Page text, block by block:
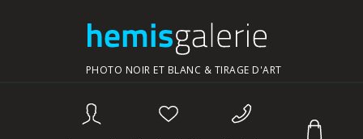
PHOTO NOIR ET BLANC & TIRAGE D'ART